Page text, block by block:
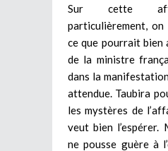
Sur cette
particulièrement, on
ce que pourrait
de la ministre
dans la
attendue. Taubira
les mystères de
veut bien l’espérer.
ne pousse guère à